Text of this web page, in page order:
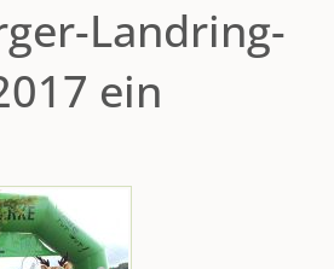
Landring-
ein